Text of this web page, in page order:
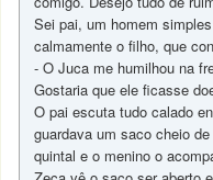
Sei pai, um homem
calmamente o filho, que
- O Juca me humilhou na
Gostaria que ele ficasse
O pai escuta tudo calado
guardava um saco cheio
quintal e o menino o